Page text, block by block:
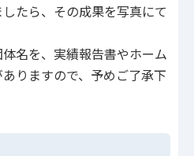
たら、その成果を写真にて
名を、実績報告書やホーム
りますので、予めご了承下